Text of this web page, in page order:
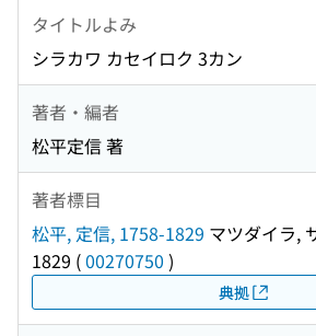
タイトルよみ
シラカワ カセイロク 3カン
著者・編者
松平定信 著
著者標目
松平, 定信, 1758-1829 マツダイラ,
1829 (00270750 )
典拠